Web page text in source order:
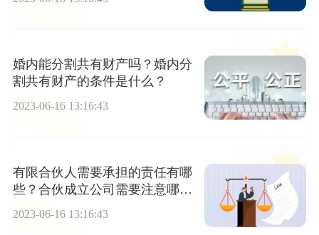
婚内能分割共有财产吗？婚内分
割共有财产的条件是什么？
2023-06-16 13:16:43
有限合伙人需要承担的责任有哪
些？合伙成立公司需要注意哪些
2023-06-16 13:16:43